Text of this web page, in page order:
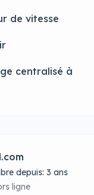
de vitesse
centralisé à
depuis: 3 ans
ligne